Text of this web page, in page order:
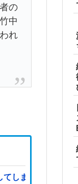
の
中
れ
しまうw w w w w